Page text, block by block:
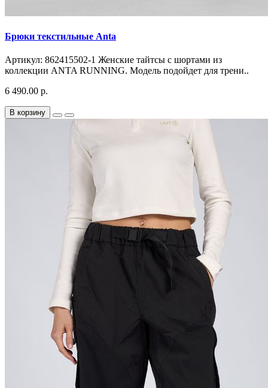
Брюки текстильные Anta
Артикул: 862415502-1 Женские тайтсы с шортами из
коллекции ANTA RUNNING. Модель подойдет для трени..
6 490.00 р.
В корзину